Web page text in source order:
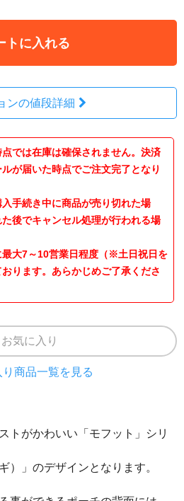
トに入れる
ンの値段詳細
では在庫は確保されません。決済
が届いた時点でご注文完了となり
手続き中に商品が売り切れた場
後でキャンセル処理が行われる場
大7～10営業日程度（※土日祝日を
ります。あらかじめご了承くださ
お気に入り
り商品一覧を見る
トがかわいい「モフット」シリ
）」のデザインとなります。